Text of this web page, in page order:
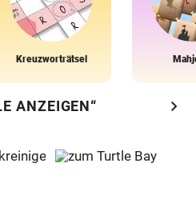
Kreuzworträtsel
ANZEIGEN“ chevron_right